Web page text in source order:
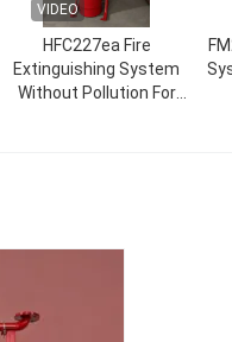
VIDEO
HFC227ea Fire
Extinguishing System
Without Pollution For